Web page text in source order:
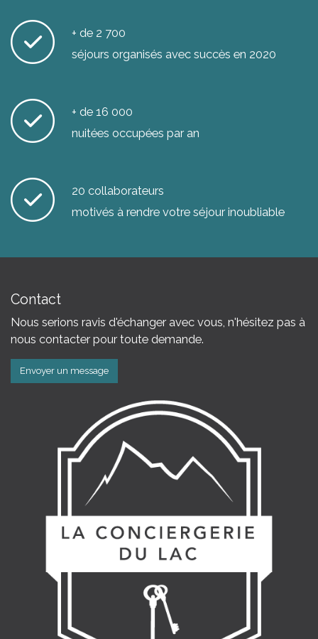
+ de 2 700
séjours organisés avec succès en 2020
+ de 16 000
nuitées occupées par an
20 collaborateurs
motivés à rendre votre séjour inoubliable
Contact
Nous serions ravis d'échanger avec vous, n'hésitez pas à
nous contacter pour toute demande.
Envoyer un message